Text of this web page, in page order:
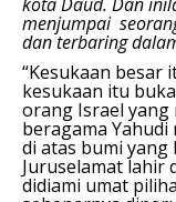
menjumpai
dan terbaring
“Kesukaan besar
kesukaan itu
orang Israel
beragama Yahudi
di atas bumi yang
Juruselamat lahir
didiami umat